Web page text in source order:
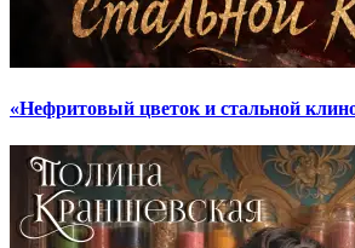
«Нефритовый цветок и стальной